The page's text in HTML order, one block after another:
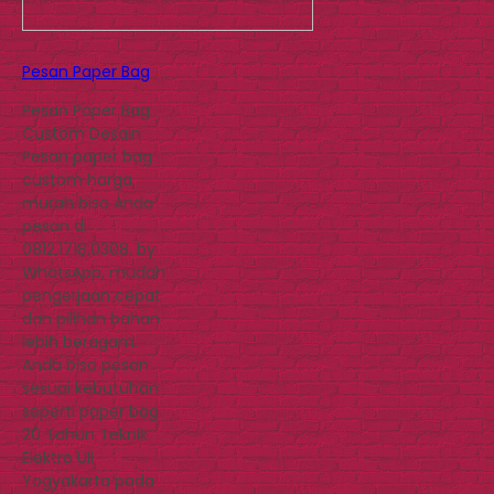
Pesan Paper Bag
Pesan Paper Bag
Custom Desain
Pesan paper bag
custom harga
murah bisa Anda
pesan di
0812.1718.0308. by
WhatsApp, mudah
pengerjaan cepat
dan pilihan bahan
lebih beragam.
Anda bisa pesan
sesuai kebutuhan
seperti paper bag
20 Tahun Teknik
Elektro UII
Yogyakarta pada